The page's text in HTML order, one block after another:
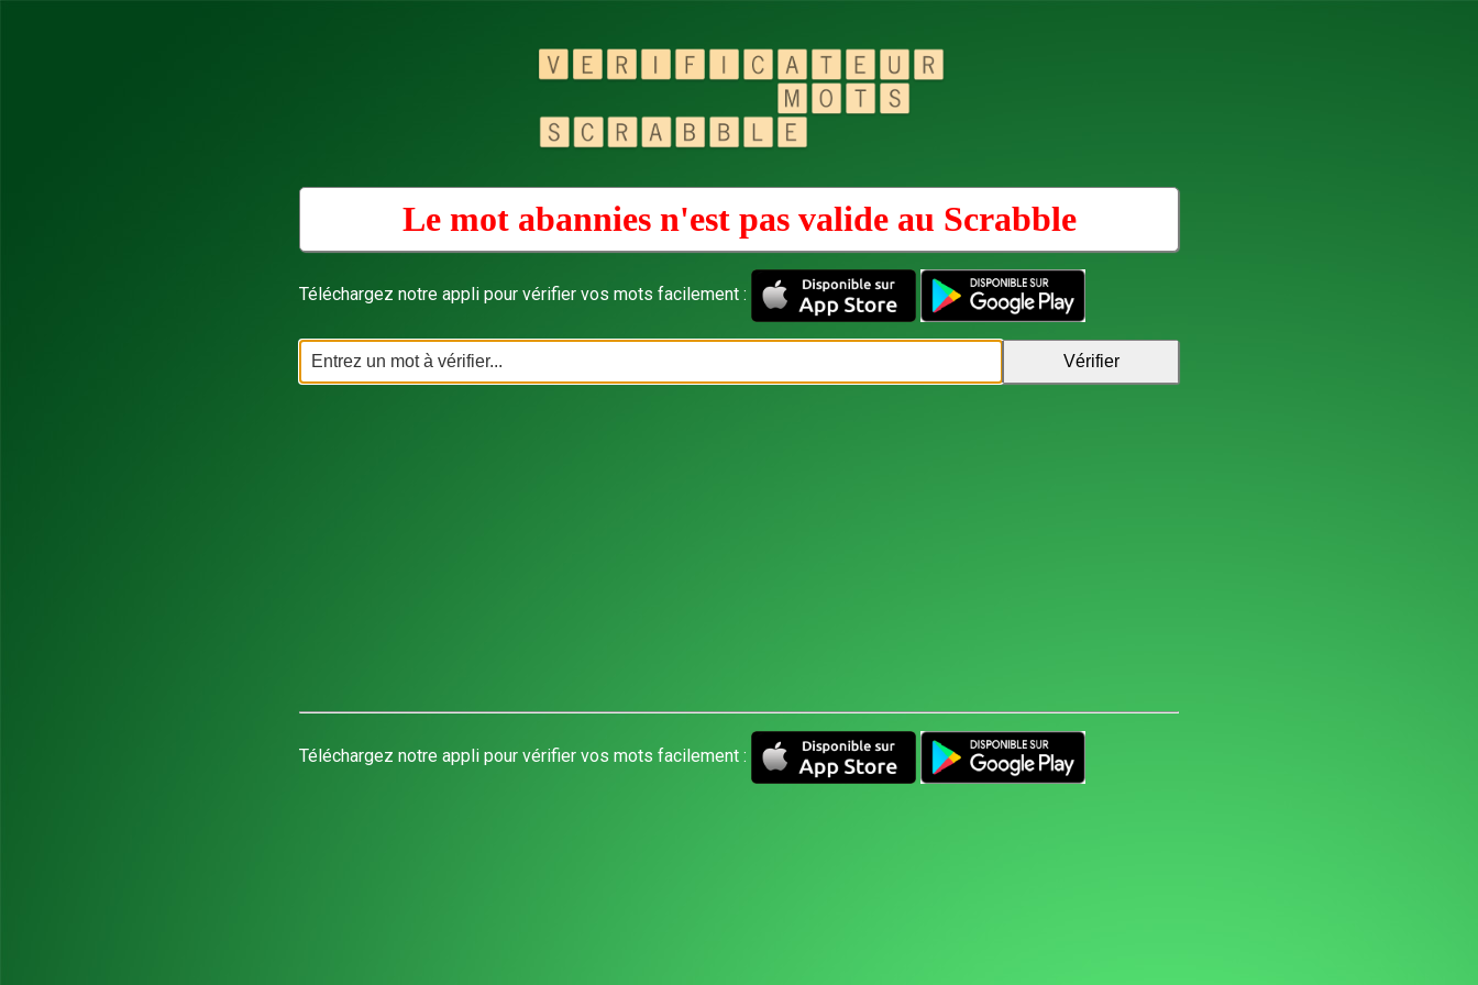
Le mot abannies n'est pas valide au Scrabble
Téléchargez notre appli pour vérifier vos mots facilement :
Téléchargez notre appli pour vérifier vos mots facilement :